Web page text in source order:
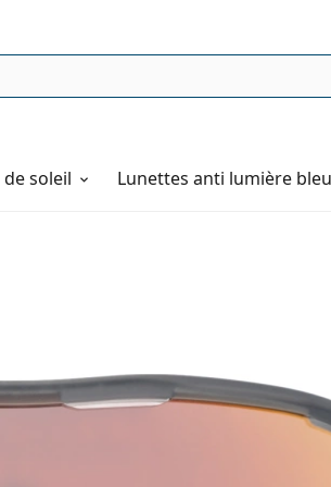
soleil Lunettes anti lumière